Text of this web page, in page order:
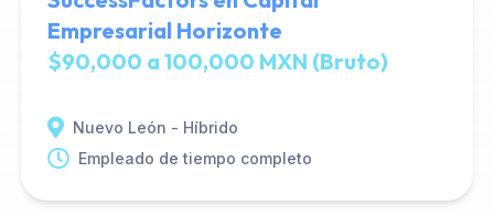
Empresarial Horizonte
$90,000 a 100,000 MXN (Bruto)
Nuevo León - Híbrido
Empleado de tiempo completo